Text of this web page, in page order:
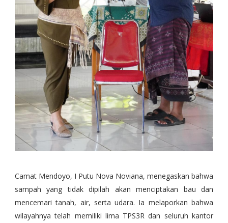
Camat Mendoyo, I Putu Nova Noviana, menegaskan bahwa
sampah yang tidak dipilah akan menciptakan bau dan
mencemari tanah, air, serta udara. Ia melaporkan bahwa
wilayahnya telah memiliki lima TPS3R dan seluruh kantor